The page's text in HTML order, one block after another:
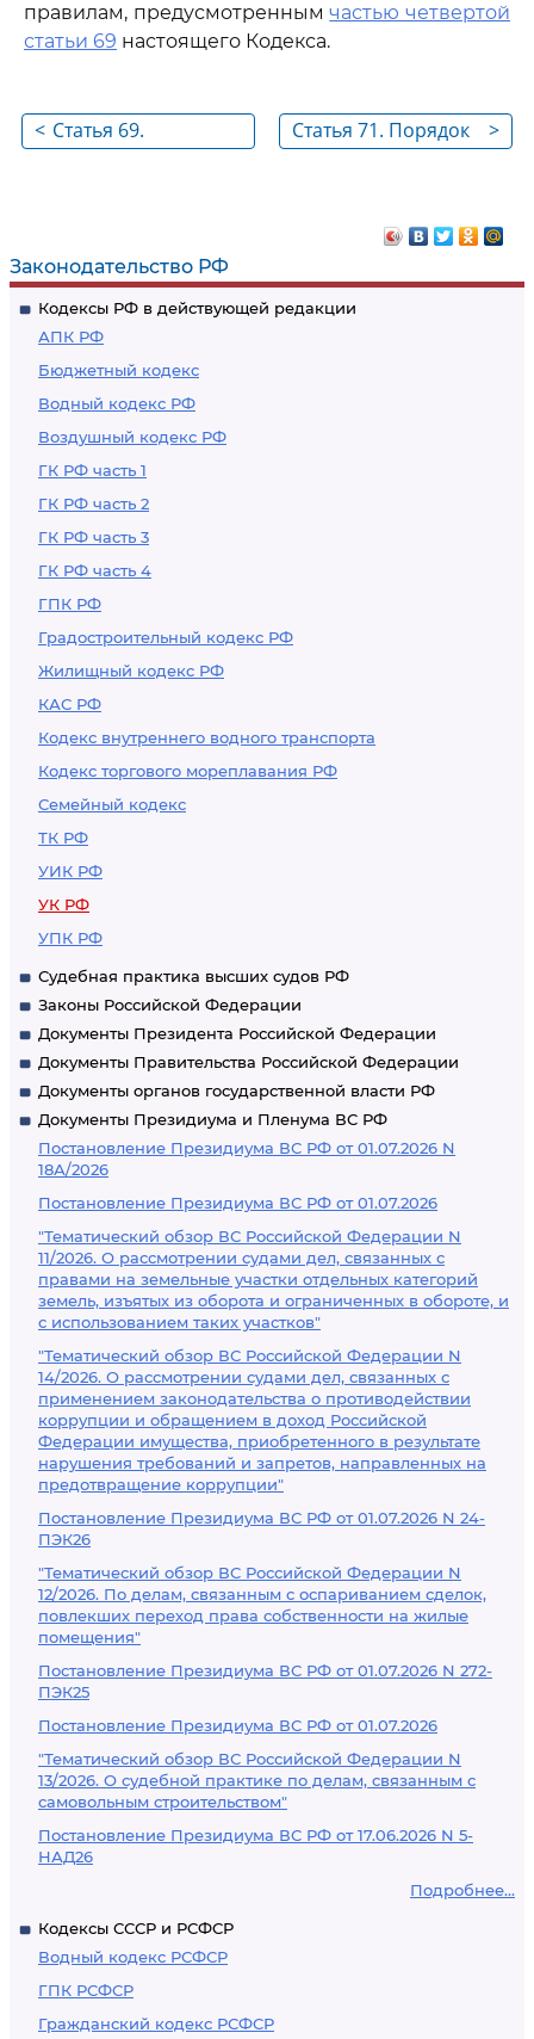
Законодательство РФ
Кодексы РФ в действующей редакции
АПК РФ
Бюджетный кодекс
Водный кодекс РФ
Воздушный кодекс РФ
ГК РФ часть 1
ГК РФ часть 2
ГК РФ часть 3
ГК РФ часть 4
ГПК РФ
Градостроительный кодекс РФ
Жилищный кодекс РФ
КАС РФ
Кодекс внутреннего водного транспорта
Кодекс торгового мореплавания РФ
Семейный кодекс
ТК РФ
УИК РФ
УК РФ
УПК РФ
Судебная практика высших судов РФ
Законы Российской Федерации
Документы Президента Российской Федерации
Документы Правительства Российской Федерации
Документы органов государственной власти РФ
Документы Президиума и Пленума ВС РФ
Постановление Президиума ВС РФ от 01.07.2026 N
18А/2026
Постановление Президиума ВС РФ от 01.07.2026
"Тематический обзор ВС Российской Федерации N
11/2026. О рассмотрении судами дел, связанных с
правами на земельные участки отдельных категорий
земель, изъятых из оборота и ограниченных в обороте, и
с использованием таких участков"
"Тематический обзор ВС Российской Федерации N
14/2026. О рассмотрении судами дел, связанных с
применением законодательства о противодействии
коррупции и обращением в доход Российской
Федерации имущества, приобретенного в результате
нарушения требований и запретов, направленных на
предотвращение коррупции"
Постановление Президиума ВС РФ от 01.07.2026 N 24-
ПЭК26
"Тематический обзор ВС Российской Федерации N
12/2026. По делам, связанным с оспариванием сделок,
повлекших переход права собственности на жилые
помещения"
Постановление Президиума ВС РФ от 01.07.2026 N 272-
ПЭК25
Постановление Президиума ВС РФ от 01.07.2026
"Тематический обзор ВС Российской Федерации N
13/2026. О судебной практике по делам, связанным с
самовольным строительством"
Постановление Президиума ВС РФ от 17.06.2026 N 5-
НАД26
Подробнее...
Кодексы СССР и РСФСР
Водный кодекс РСФСР
ГПК РСФСР
Гражданский кодекс РСФСР
правилам, предусмотреннымчастью четвертой
статьи 69 настоящего Кодекса.
< Статья 69.
>
Статья 71. Порядок
при сложении
наказаний